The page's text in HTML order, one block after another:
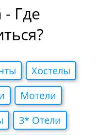
Где
Хостелы
Мотели
3* Отели